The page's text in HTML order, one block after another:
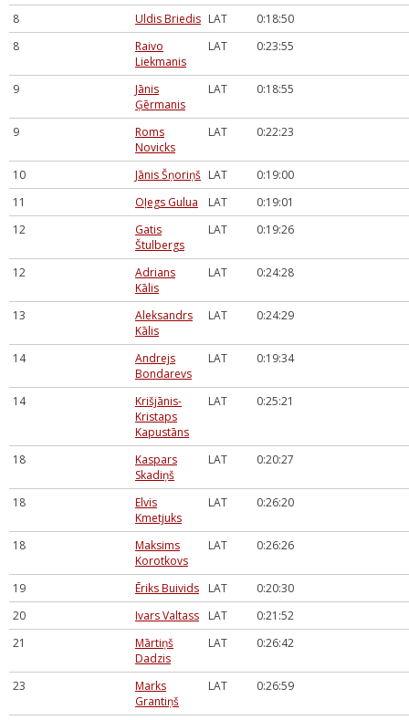
8 Uldis Briedis LAT
0:18:50
8
Raivo
Liekmanis
LAT 0:23:55
9
Jānis
Ģērmanis
LAT 0:18:55
9
Roms
Novicks
LAT 0:22:23
10 Jānis Šņoriņš LAT
0:19:00
11
Oļegs Gulua LAT
0:19:01
12
Gatis
Štulbergs
LAT 0:19:26
12
Adrians
Kālis
LAT 0:24:28
13
Aleksandrs
Kālis
LAT 0:24:29
14
Andrejs
Bondarevs
LAT 0:19:34
14
Krišjānis-
Kristaps
Kapustāns
LAT 0:25:21
18
Kaspars
Skadiņš
LAT 0:20:27
18
Elvis
Kmetjuks
LAT 0:26:20
18
Maksims
Korotkovs
LAT 0:26:26
19 Ēriks Buivids LAT
0:20:30
20
Ivars Valtass LAT
0:21:52
21
Mārtiņš
Dadzis
LAT 0:26:42
23
Marks
Grantiņš
LAT 0:26:59